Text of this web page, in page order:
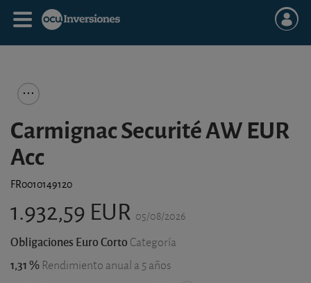
Carmignac Securité AW EUR
Acc
FR0010149120
1.932,59 EUR 05/08/2026
Obligaciones Euro Corto Categoría
1,31 % Rendimiento anual a 5 años